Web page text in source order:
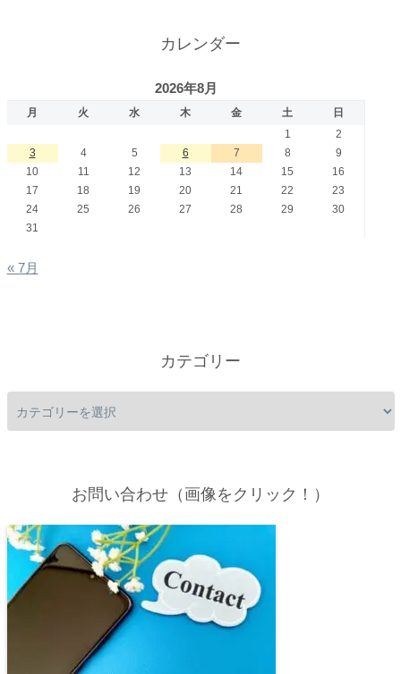
カレンダー
2026年8月
月 火 水 木 金 土
日
1
2
3
4 5 6 7 8
9
10
11 12 13 14 15
16
17
18 19 20 21 22
23
24
25 26 27 28 29
30
31
« 7月
カテゴリー
お問い合わせ（画像をクリック！）